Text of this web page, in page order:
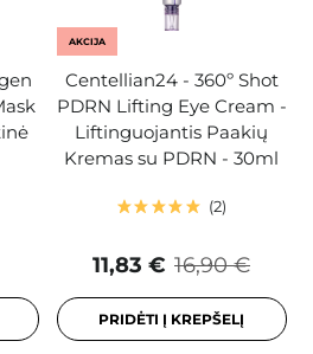
AKCIJA
Centellian24 - 360º Shot
PDRN Lifting Eye Cream -
Liftinguojantis Paakių
Kremas su PDRN - 30ml
2
16,90 €
11,83 €
PRIDĖTI Į KREPŠELĮ